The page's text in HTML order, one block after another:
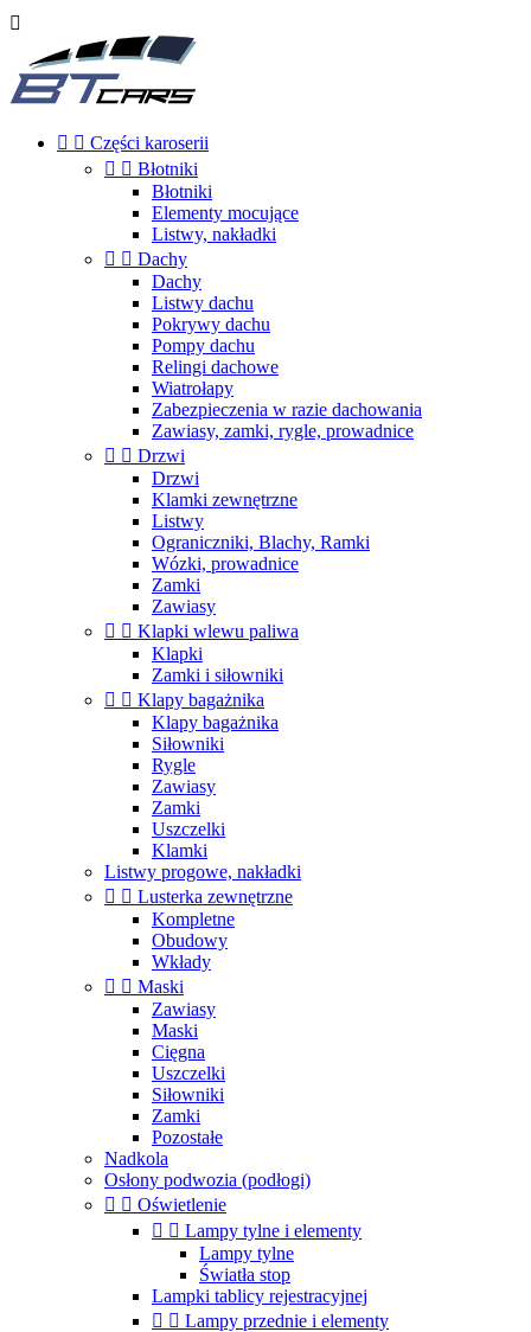

  Części karoserii
  Błotniki
Błotniki
Elementy mocujące
Listwy, nakładki
  Dachy
Dachy
Listwy dachu
Pokrywy dachu
Pompy dachu
Relingi dachowe
Wiatrołapy
Zabezpieczenia w razie dachowania
Zawiasy, zamki, rygle, prowadnice
  Drzwi
Drzwi
Klamki zewnętrzne
Listwy
Ograniczniki, Blachy, Ramki
Wózki, prowadnice
Zamki
Zawiasy
  Klapki wlewu paliwa
Klapki
Zamki i siłowniki
  Klapy bagażnika
Klapy bagażnika
Siłowniki
Rygle
Zawiasy
Zamki
Uszczelki
Klamki
Listwy progowe, nakładki
  Lusterka zewnętrzne
Kompletne
Obudowy
Wkłady
  Maski
Zawiasy
Maski
Cięgna
Uszczelki
Siłowniki
Zamki
Pozostałe
Nadkola
Osłony podwozia (podłogi)
  Oświetlenie
  Lampy tylne i elementy
Lampy tylne
Światła stop
Lampki tablicy rejestracyjnej
  Lampy przednie i elementy